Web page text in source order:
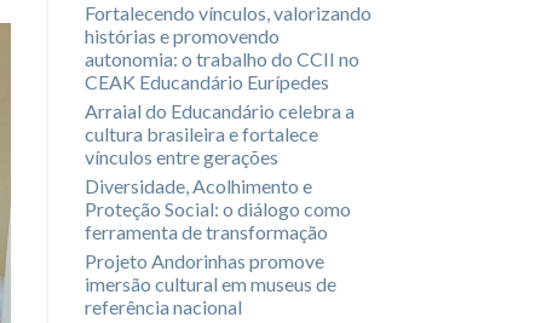
Fortalecendo vínculos, valorizando
histórias e promovendo
autonomia: o trabalho do CCII no
CEAK Educandário Eurípedes
Arraial do Educandário celebra a
cultura brasileira e fortalece
vínculos entre gerações
Diversidade, Acolhimento e
Proteção Social: o diálogo como
ferramenta de transformação
Projeto Andorinhas promove
imersão cultural em museus de
referência nacional